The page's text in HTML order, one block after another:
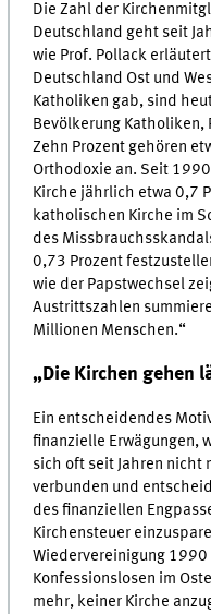
Die Zahl der
Deutschland geht seit
wie Prof. Pollack
Deutschland Ost und
Katholiken gab, sind
Bevölkerung Katholiken,
Zehn Prozent gehören
Orthodoxie an. Seit
Kirche jährlich etwa 0,7
katholischen Kirche im
des
0,73 Prozent
wie der Papstwechsel
Austrittszahlen
Millionen Menschen.“
„Die Kirchen gehen
Ein entscheidendes
finanzielle Erwägungen,
sich oft seit Jahren nicht
verbunden und
des finanziellen
Kirchensteuer
Wiedervereinigung
Konfessionslosen im
mehr, keiner Kirche